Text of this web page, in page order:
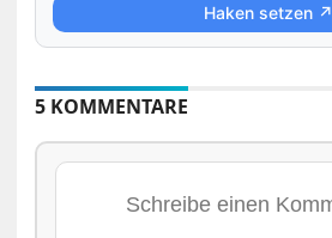
Haken setzen ↗
5 KOMMENTARE